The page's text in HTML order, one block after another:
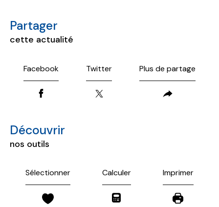
partager
cette actualité
Facebook Twitter Plus de partage
découvrir
nos outils
Sélectionner Calculer Imprimer